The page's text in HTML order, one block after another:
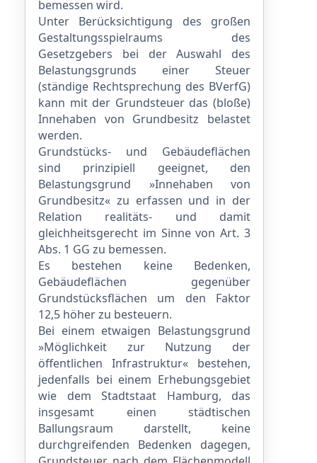
bemessen wird.
Unter Berücksichtigung des großen
Gestaltungsspielraums des
Gesetzgebers bei der Aus­wahl des
Belastungsgrunds einer Steuer
(ständige Rechtsprechung des BVerfG)
kann mit der Grundsteuer das (bloße)
Innehaben von Grundbesitz belastet
werden.
Grundstücks- und Gebäudeflächen
sind prinzipiell geeignet, den
Belastungsgrund »Innehaben von
Grundbesitz« zu erfassen und in der
Relation realitäts- und damit
gleichheitsgerecht im Sinne von Art. 3
Abs. 1 GG zu bemessen.
Es bestehen keine Bedenken,
Gebäudeflächen gegenüber
Grundstücksflächen um den Faktor
12,5 höher zu besteuern.
Bei einem etwaigen Belastungsgrund
»Möglichkeit zur Nutzung der
öffentlichen Infrastruktur« bestehen,
jedenfalls bei einem Erhebungsgebiet
wie dem Stadtstaat Hamburg, das
insgesamt einen städtischen
Ballungsraum darstellt, keine
durchgreifenden Bedenken dagegen,